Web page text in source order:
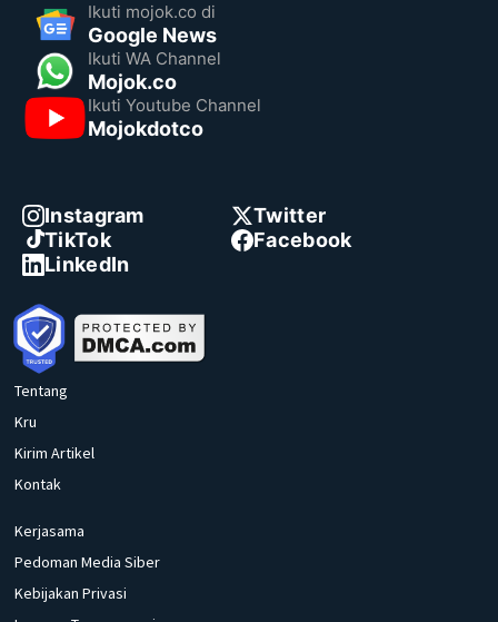
Ikuti mojok.co di
Google News
Ikuti WA Channel
Mojok.co
Ikuti Youtube Channel
Mojokdotco
Instagram
Twitter
TikTok
Facebook
LinkedIn
Tentang
Kru
Kirim Artikel
Kontak
Kerjasama
Pedoman Media Siber
Kebijakan Privasi